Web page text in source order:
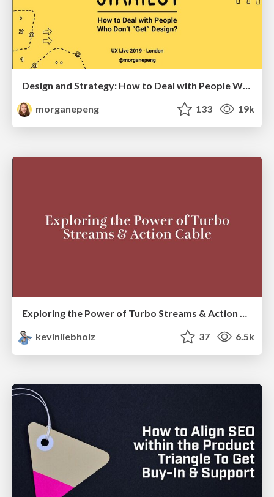
Design and Strategy: How to Deal with People Who Don’t "Get" Design
morganepeng
133 19k
Exploring the Power of Turbo Streams & Action Cable | RailsConf2023
kevinliebholz
37 6.5k